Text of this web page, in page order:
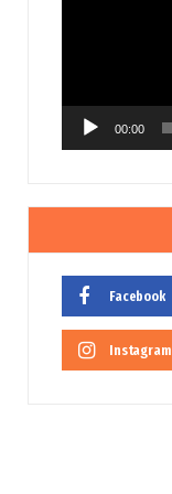
00:00
Facebook
Instagram